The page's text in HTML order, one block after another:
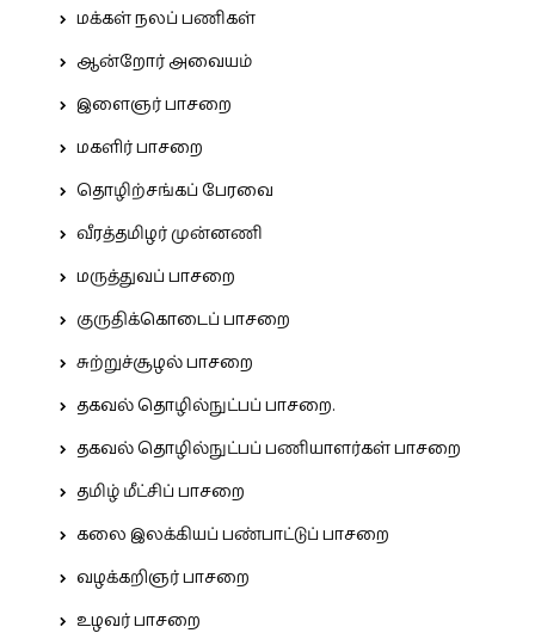
மக்கள் நலப் பணிகள்
ஆன்றோர் அவையம்
இளைஞர் பாசறை
மகளிர் பாசறை
தொழிற்சங்கப் பேரவை
வீரத்தமிழர் முன்னணி
மருத்துவப் பாசறை
குருதிக்கொடைப் பாசறை
சுற்றுச்சூழல் பாசறை
தகவல் தொழில்நுட்பப் பாசறை.
தகவல் தொழில்நுட்பப் பணியாளர்கள் பாசறை
தமிழ் மீட்சிப் பாசறை
கலை இலக்கியப் பண்பாட்டுப் பாசறை
வழக்கறிஞர் பாசறை
உழவர் பாசறை